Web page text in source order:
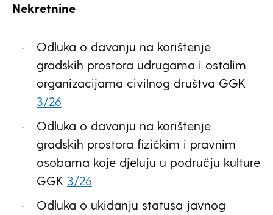
Nekretnine
Odluka o davanju na korištenje
gradskih prostora udrugama i ostalim
organizacijama civilnog društva GGK
3/26
Odluka o davanju na korištenje
gradskih prostora fizičkim i pravnim
osobama koje djeluju u području kulture
GGK 3/26
Odluka o ukidanju statusa javnog